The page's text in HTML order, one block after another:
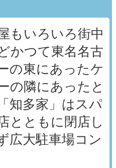
もいろいろ街中
かつて東名名古
の東にあったケ
の隣にあったと
知多家」はスパ
とともに閉店し
広大駐車場コン